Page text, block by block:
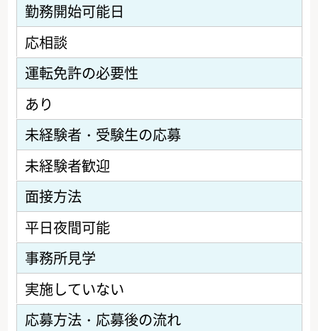
勤務開始可能日
応相談
運転免許の必要性
あり
未経験者・受験生の応募
未経験者歓迎
面接方法
平日夜間可能
事務所見学
実施していない
応募方法・応募後の流れ